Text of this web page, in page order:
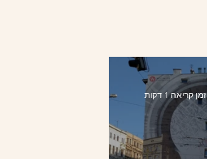
זמן קריאה 1 דקות